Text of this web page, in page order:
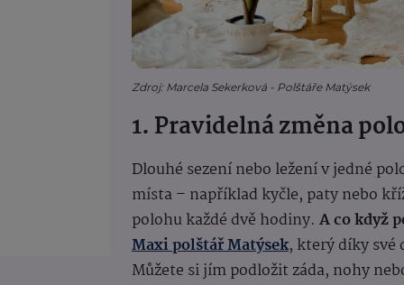
Zdroj: Marcela Sekerková - Polštáře Matýsek
1. Pravidelná změna
Dlouhé sezení nebo ležení v jedné
místa – například kyčle, paty nebo
polohu každé dvě hodiny. A co když
Maxi polštář Matýsek, který díky své
Můžete si jím podložit záda, nohy